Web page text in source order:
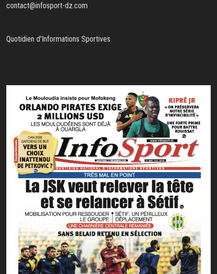
contact@infosport-dz.com
Quotidien d'Informations Sportives